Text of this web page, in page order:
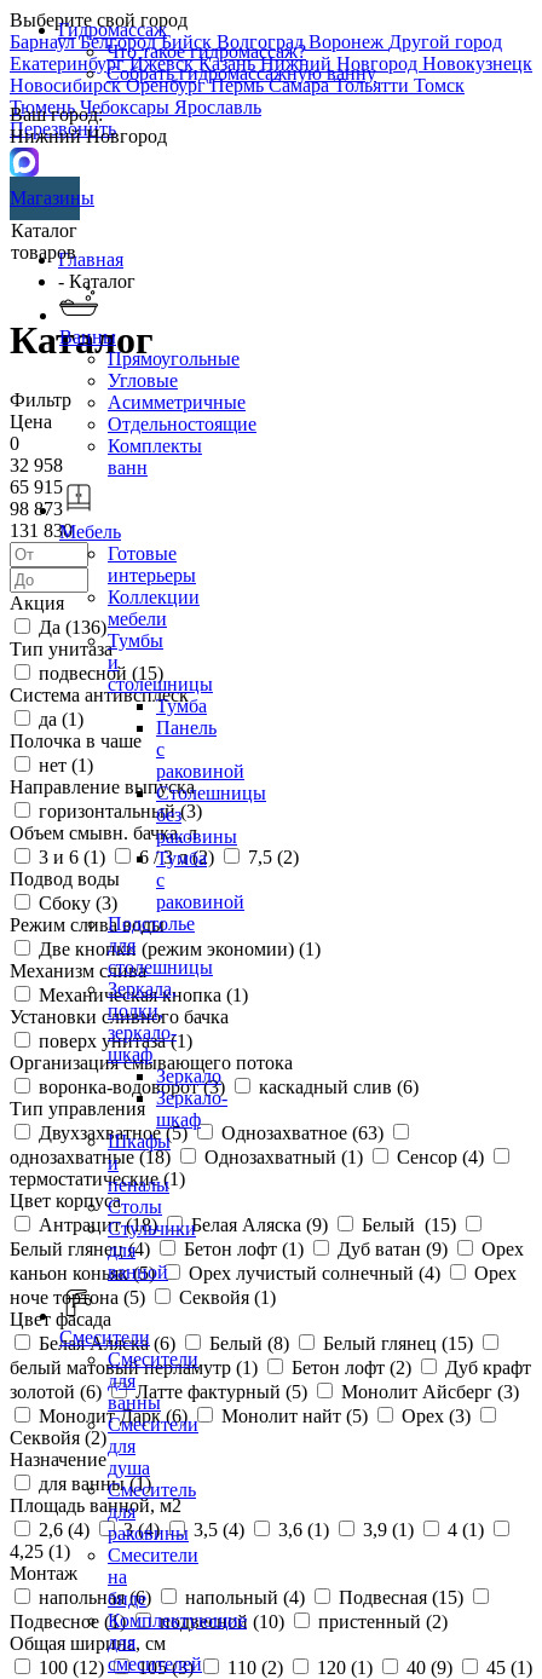
Выберите свой город
БарнаулБелгородБийск ВолгоградВоронеж Другой город
ЕкатеринбургИжевскКазаньНижний Новгород Новокузнецк
НовосибирскОренбургПермьСамараТольятти Томск
ТюменьЧебоксары Ярославль
Перезвонить
Гидромассаж
Что такое гидромассаж?
Собрать гидромассажную ванну
Ваш город:
Нижний Новгород
Магазины
Каталог
товаров
Ванны
Прямоугольные
Угловые
Асимметричные
Отдельностоящие
Комплекты
ванн
Мебель
Готовые
интерьеры
Коллекции
мебели
Тумбы
и
столешницы
Тумба
Панель
с
раковиной
Столешницы
без
раковины
Тумба
с
раковиной
Подстолье
для
столешницы
Зеркала,
полки,
зеркало-
шкаф
Зеркало
Зеркало-
шкаф
Шкафы
и
пеналы
Столы
Стульчики
для
ванной
Смесители
Смесители
для
ванны
Смесители
для
душа
Смеситель
для
раковины
Смесители
на
биде
Комплектующие
для
смесителей
Главная
- Каталог
Каталог
Фильтр
Цена
0
32 958
65 915
98 873
131 830
Акция
Да (136)
Тип унитаза
подвесной (15)
Система антивсплеск
да (1)
Полочка в чаше
нет (1)
Направление выпуска
горизонтальный (3)
Объем смывн. бачка, л
3 и 6 (1) 6 / 3 л (2) 7,5 (2)
Подвод воды
Сбоку (3)
Режим слива воды
Две кнопки (режим экономии) (1)
Механизм слива
Механическая кнопка (1)
Установки сливного бачка
поверх унитаза (1)
Организация смывающего потока
воронка-водоворот (3) каскадный слив (6)
Тип управления
Двухзахватное (5) Однозахватное (63)
однозахватные (18) Однозахватный (1) Сенсор (4)
термостатические (1)
Цвет корпуса
Антрацит (18) Белая Аляска (9) Белый (15)
Белый глянец (4) Бетон лофт (1) Дуб ватан (9)
Орех
каньон коньяк (5) Орех лучистый солнечный (4)
Орех
ноче тортона (5) Секвойя (1)
Цвет фасада
Белая Аляска (6) Белый (8) Белый глянец (15)
белый матовый перламутр (1) Бетон лофт (2)
Дуб крафт
золотой (6) Латте фактурный (5) Монолит Айсберг (3)
Монолит Дарк (6) Монолит найт (5) Орех (3)
Секвойя (2)
Назначение
для ванны (1)
Площадь ванной, м2
2,6 (4) 3 (4) 3,5 (4) 3,6 (1) 3,9 (1) 4 (1)
4,25 (1)
Монтаж
напольная (6) напольный (4) Подвесная (15)
Подвесное (1) подвесной (10) пристенный (2)
Общая ширина, см
100 (12) 105 (3) 110 (2) 120 (1) 40 (9) 45 (1)